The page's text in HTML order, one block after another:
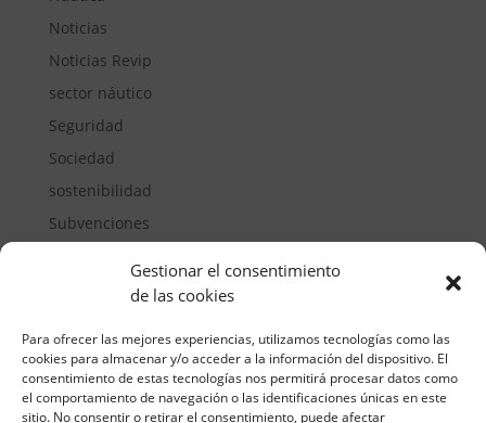
Gestionar el consentimiento
de las cookies
Para ofrecer las mejores experiencias, utilizamos tecnologías como las
cookies para almacenar y/o acceder a la información del dispositivo. El
consentimiento de estas tecnologías nos permitirá procesar datos como
el comportamiento de navegación o las identificaciones únicas en este
sitio. No consentir o retirar el consentimiento, puede afectar
Noticias
Noticias Revip
sector náutico
Seguridad
Sociedad
sostenibilidad
Subvenciones